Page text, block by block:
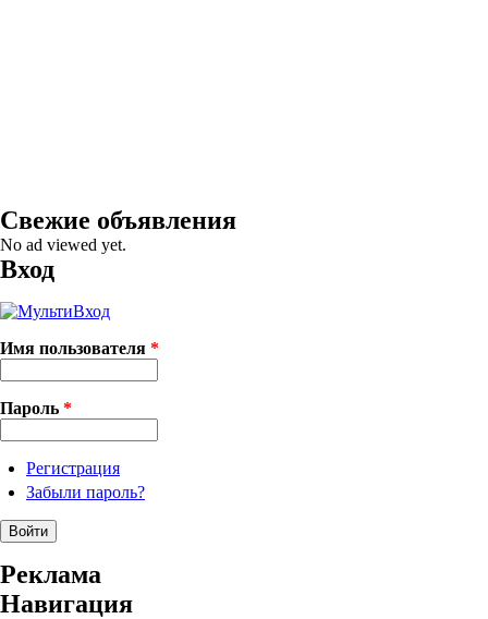
Свежие объявления
No ad viewed yet.
Вход
Имя пользователя *
Пароль *
Регистрация
Забыли пароль?
Реклама
Навигация